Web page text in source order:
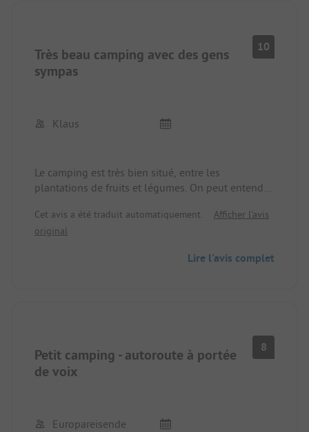
Très beau camping avec des gens
sympas
10
Klaus
Le camping est très bien situé, entre les
plantations de fruits et légumes. On peut entendre
souligner la gentillesse du camping et des gens
qui l'entourent. Nous y retournerions sans hésiter
Cet avis a été traduit automatiquement.
Afficher l'avis
original
Lire l'avis complet
Petit camping - autoroute à portée
de voix
8
Europareisende